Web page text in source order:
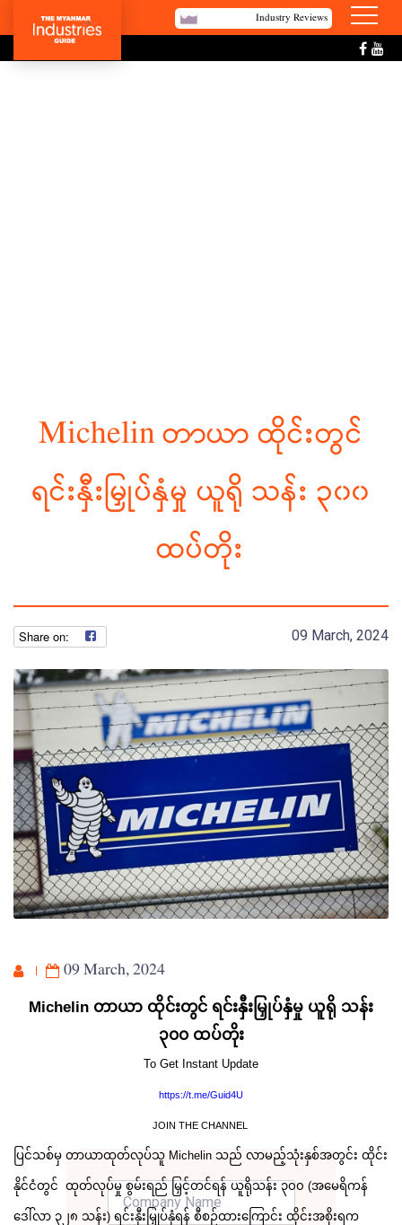
Industry Reviews
Michelin တာယာ ထိုင်းတွင်
ရင်းနှီးမြှုပ်နှံမှု ယူရို သန်း ၃၀၀
ထပ်တိုး
09 March, 2024
09 March, 2024
Michelin တာယာ ထိုင်းတွင် ရင်းနှီးမြှုပ်နှံမှု ယူရို သန်း
၃၀၀ ထပ်တိုး
To Get Instant Update
https://t.me/Guid4U
JOIN THE CHANNEL
ပြင်သစ်မှ တာယာထုတ်လုပ်သူ Michelin သည် လာမည့်သုံးနှစ်အတွင်း ထိုင်း
နိုင်ငံတွင် ထုတ်လုပ်မှု စွမ်းရည် မြှင့်တင်ရန် ယူရိုသန်း ၃၀၀ (အမေရိကန်
ဒေါ်လာ ၃၂၈ သန်း) ရင်းနှီးမြှုပ်နှံရန် စီစဉ်ထားကြောင်း ထိုင်းအစိုးရက